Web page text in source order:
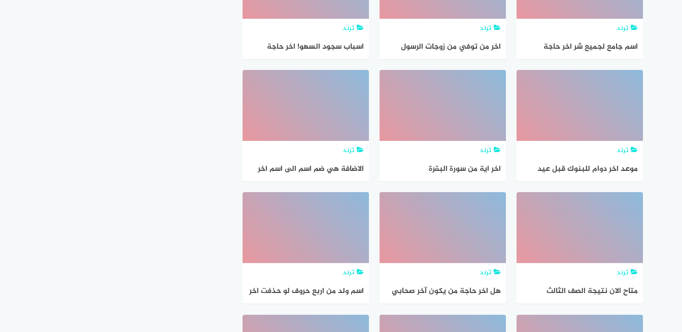
ترند
اسم جامع لجميع شر اخر حاجة
ترند
اخر من توفي من زوجات الرسول
ترند
اسباب سجود السهو! اخر حاجة
ترند
موعد اخر دوام للبنوك قبل عيد
ترند
اخر اية من سورة البقرة
ترند
الاضافة هي ضم اسم الى اسم اخر
ترند
متاح الان نتيجة الصف الثالث
ترند
هل اخر حاجة من يكون آخر صحابي
ترند
اسم ولد من اربع حروف لو حذفت اخر